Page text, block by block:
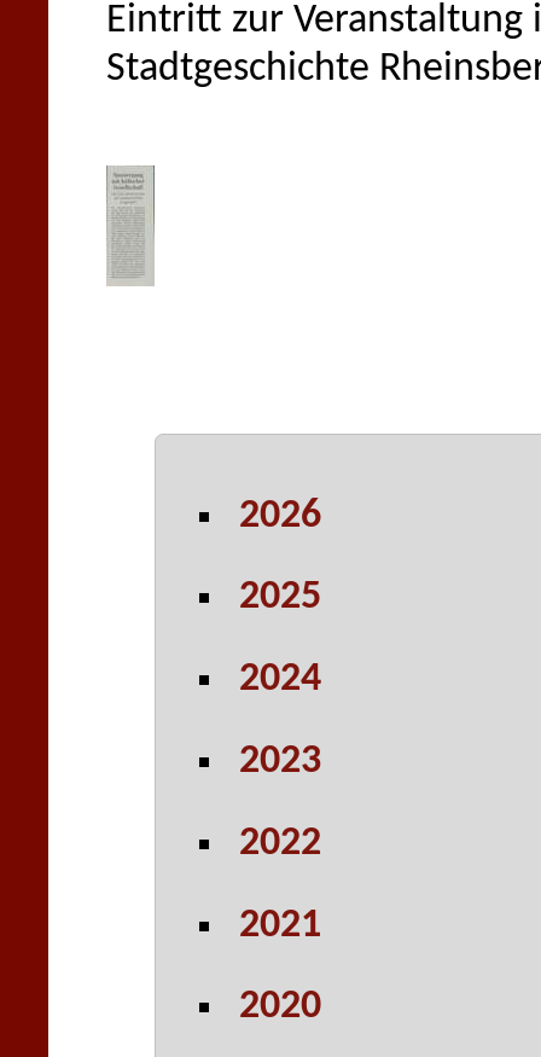
Eintritt zur Veranstaltung
Stadtgeschichte
2026
2025
2024
2023
2022
2021
2020